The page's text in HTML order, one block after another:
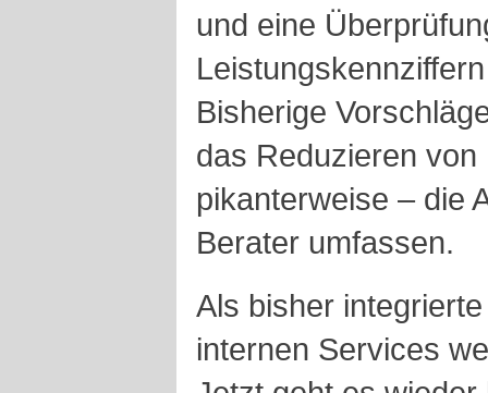
und eine
Bisherige
das Reduzieren von
pikanterweise – die
Berater umfassen.
Als bisher
internen Services